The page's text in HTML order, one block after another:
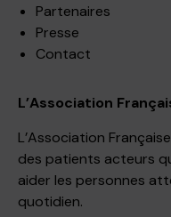
Partenaires
Presse
Contact
L’Association
L’Association
des patients acteurs
aider les personnes
quotidien.